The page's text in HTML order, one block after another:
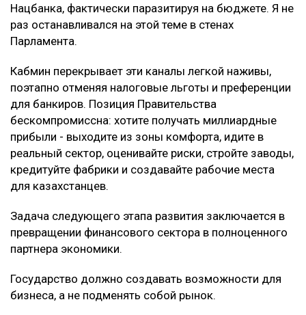
Нацбанка, фактически паразитируя на бюджете. Я не
раз останавливался на этой теме в стенах
Парламента.
Кабмин перекрывает эти каналы легкой наживы,
поэтапно отменяя налоговые льготы и преференции
для банкиров. Позиция Правительства
бескомпромиссна: хотите получать миллиардные
прибыли - выходите из зоны комфорта, идите в
реальный сектор, оценивайте риски, стройте заводы,
кредитуйте фабрики и создавайте рабочие места
для казахстанцев.
Задача следующего этапа развития заключается в
превращении финансового сектора в полноценного
партнера экономики.
Государство должно создавать возможности для
бизнеса, а не подменять собой рынок.